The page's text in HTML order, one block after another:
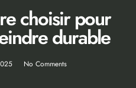
choisir pour
durable
No Comments